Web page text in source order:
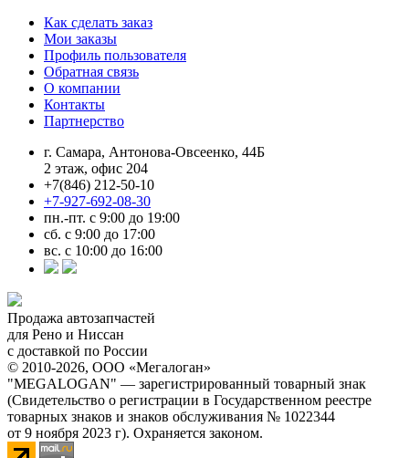
Как сделать заказ
Мои заказы
Профиль пользователя
Обратная связь
О компании
Контакты
Партнерство
г. Самара, Антонова-Овсеенко, 44Б
2 этаж, офис 204
+7(846) 212-50-10
+7-927-692-08-30
пн.-пт. с 9:00 до 19:00
сб. с 9:00 до 17:00
вс. с 10:00 до 16:00
Продажа автозапчастей
для Рено и Ниссан
с доставкой по России
© 2010-2026, ООО «Мегалоган»
"MEGALOGAN" — зарегистрированный товарный знак
(Свидетельство о регистрации в Государственном реестре
товарных знаков и знаков обслуживания № 1022344
от 9 ноября 2023 г). Охраняется законом.